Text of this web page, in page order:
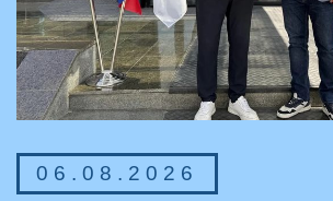
06.08.2026